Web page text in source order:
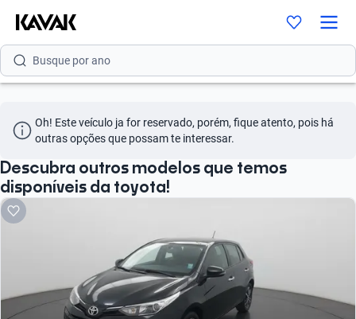
Busque por versão
Busque por ano
Oh! Este veículo ja for reservado, porém, fique atento, pois há
outras opções que possam te interessar.
Descubra outros modelos que temos
disponíveis da toyota!